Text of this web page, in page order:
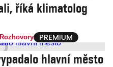
říká klimatolog
Rozhovory
hlavní město